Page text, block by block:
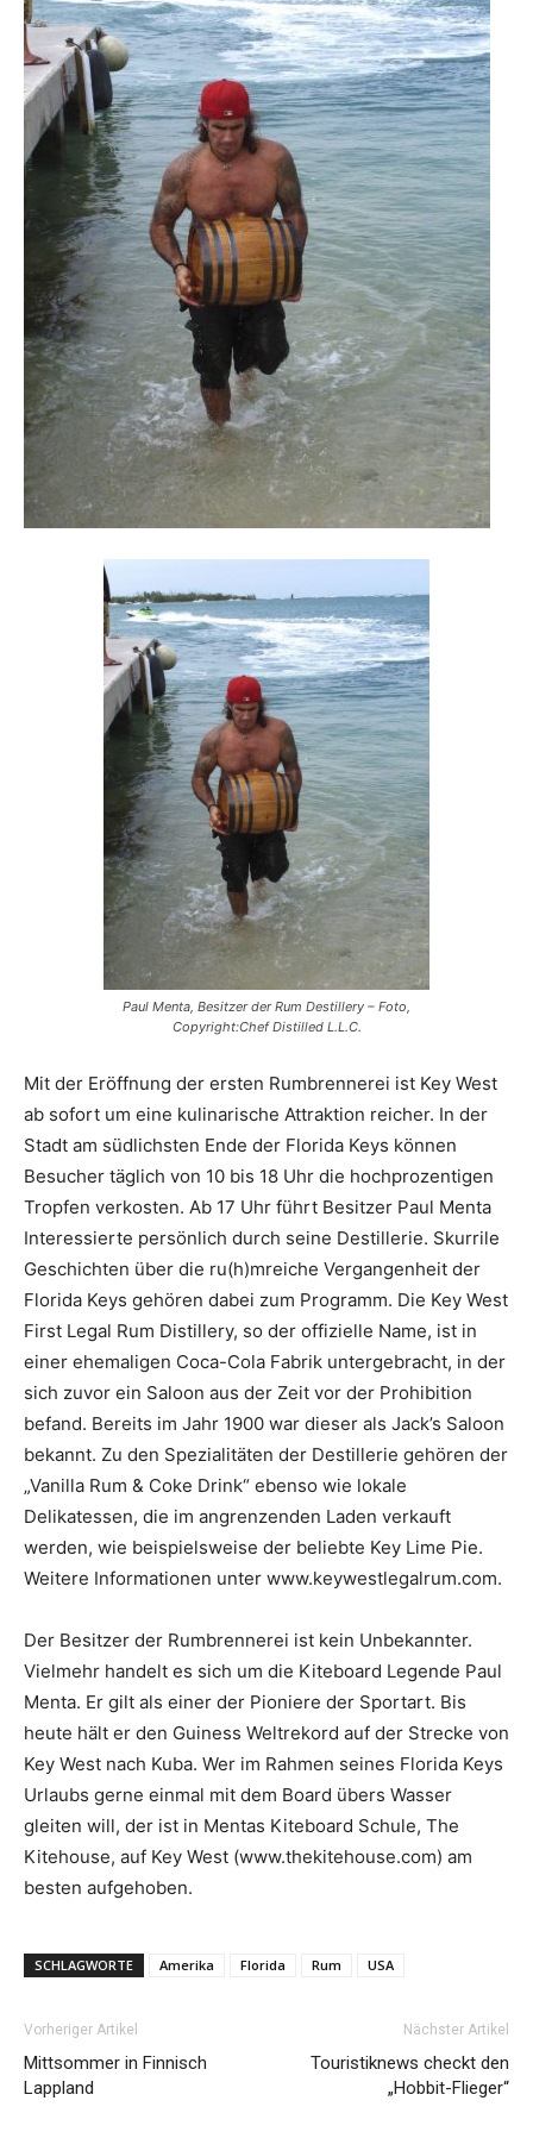
Reiseempfehlungen.
Paul Menta, Besitzer der Rum Destillery – Foto,
Copyright:Chef Distilled L.L.C.
Mit der Eröffnung der ersten Rumbrennerei ist Key West
ab sofort um eine kulinarische Attraktion reicher. In der
Stadt am südlichsten Ende der Florida Keys können
Besucher täglich von 10 bis 18 Uhr die hochprozentigen
Tropfen verkosten. Ab 17 Uhr führt Besitzer Paul Menta
Interessierte persönlich durch seine Destillerie. Skurrile
Geschichten über die ru(h)mreiche Vergangenheit der
Florida Keys gehören dabei zum Programm. Die Key West
First Legal Rum Distillery, so der offizielle Name, ist in
einer ehemaligen Coca-Cola Fabrik untergebracht, in der
sich zuvor ein Saloon aus der Zeit vor der Prohibition
befand. Bereits im Jahr 1900 war dieser als Jack’s Saloon
bekannt. Zu den Spezialitäten der Destillerie gehören der
„Vanilla Rum & Coke Drink“ ebenso wie lokale
Delikatessen, die im angrenzenden Laden verkauft
werden, wie beispielsweise der beliebte Key Lime Pie.
Weitere Informationen unter www.keywestlegalrum.com.
Der Besitzer der Rumbrennerei ist kein Unbekannter.
Vielmehr handelt es sich um die Kiteboard Legende Paul
Menta. Er gilt als einer der Pioniere der Sportart. Bis
heute hält er den Guiness Weltrekord auf der Strecke von
Key West nach Kuba. Wer im Rahmen seines Florida Keys
Urlaubs gerne einmal mit dem Board übers Wasser
gleiten will, der ist in Mentas Kiteboard Schule, The
Kitehouse, auf Key West (www.thekitehouse.com) am
besten aufgehoben.
SCHLAGWORTE Amerika Florida Rum USA
Vorheriger Artikel
Mittsommer in Finnisch
Lappland
Nächster Artikel
Touristiknews checkt den
„Hobbit-Flieger“